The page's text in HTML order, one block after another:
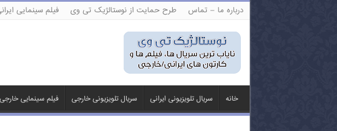
درباره ما – تماس طرح حمایت از نوستالژیک تی وی فیلم سینمایی
خانه سریال تلویزیونی ایرانی سریال تلویزیونی خارجی فیلم سینمایی خارجی